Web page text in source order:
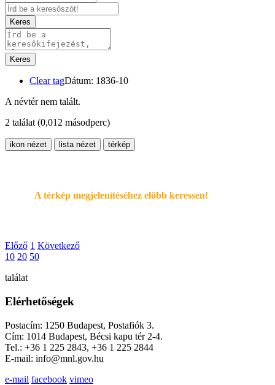
Keres
Keres
Clear tagDátum: 1836-10
A névtér nem talált.
2 találat (0,012 másodperc)
ikon nézet lista nézet térkép
A térkép megjelenítéséhez elöbb keressen!
Előző 1 Következő
10 20 50
találat
Elérhetőségek
Postacím: 1250 Budapest, Postafiók 3.
Cím: 1014 Budapest, Bécsi kapu tér 2-4.
Tel.: +36 1 225 2843, +36 1 225 2844
E-mail: info@mnl.gov.hu
e-mail facebook vimeo